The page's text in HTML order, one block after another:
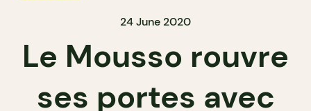
24 June 2020
Le Mousso rouvre
ses portes avec